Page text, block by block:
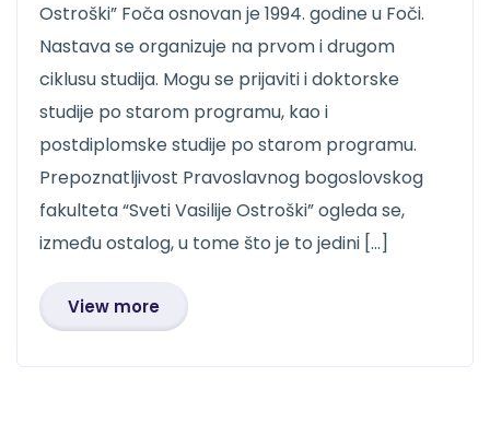
Ostroški” Foča osnovan je 1994. godine u Foči.
Nastava se organizuje na prvom i drugom
ciklusu studija. Mogu se prijaviti i doktorske
studije po starom programu, kao i
postdiplomske studije po starom programu.
Prepoznatljivost Pravoslavnog bogoslovskog
fakulteta “Sveti Vasilije Ostroški” ogleda se,
između ostalog, u tome što je to jedini […]
View more